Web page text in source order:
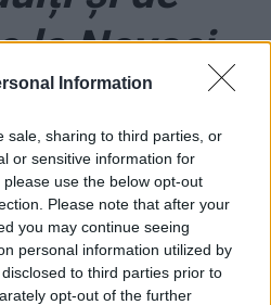
Information
sale, sharing to third parties, or
or sensitive information for
use the below opt-out
Please note that after your
you may continue seeing
personal information utilized by
to third parties prior to
opt-out of the further
la Novaci-
PSD al
PMP l-ar
Emil Boc